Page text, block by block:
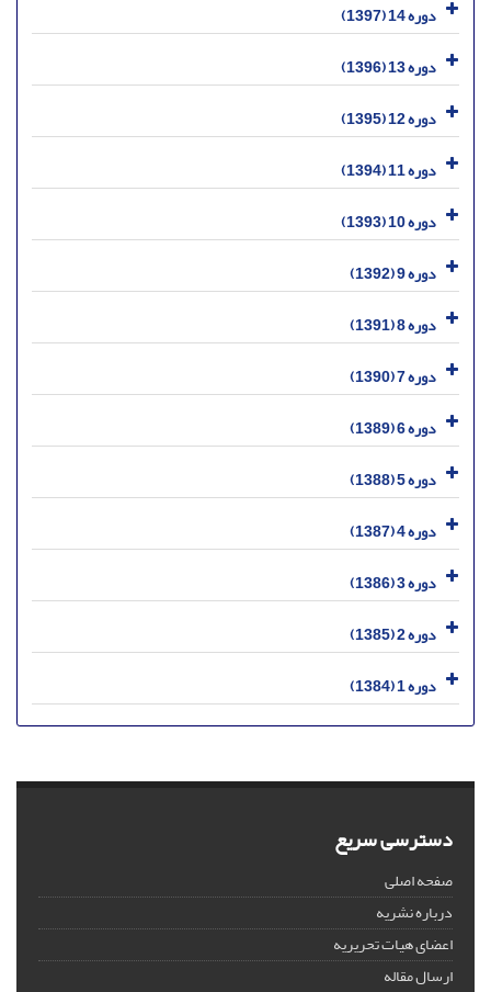
دوره 14 (1397)
دوره 13 (1396)
دوره 12 (1395)
دوره 11 (1394)
دوره 10 (1393)
دوره 9 (1392)
دوره 8 (1391)
دوره 7 (1390)
دوره 6 (1389)
دوره 5 (1388)
دوره 4 (1387)
دوره 3 (1386)
دوره 2 (1385)
دوره 1 (1384)
دسترسی سریع
صفحه اصلی
درباره نشریه
اعضای هیات تحریریه
ارسال مقاله